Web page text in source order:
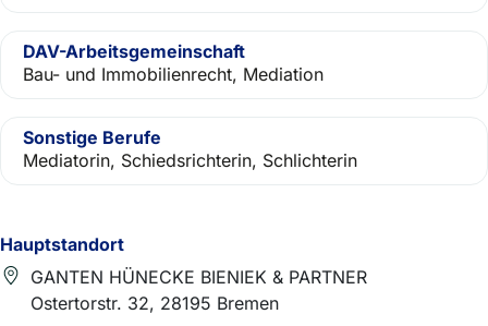
Hauptstandort
GANTEN HÜNECKE BIENIEK & PARTNER
Ostertorstr. 32, 28195 Bremen
DAV-Arbeitsgemeinschaft
Bau- und Immobilienrecht, Mediation
Sonstige Berufe
Mediatorin, Schiedsrichterin, Schlichterin